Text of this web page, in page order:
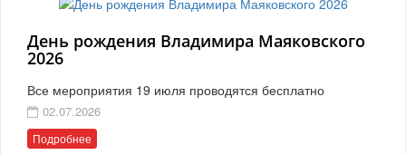
День рождения Владимира Маяковского
2026
Все мероприятия 19 июля проводятся бесплатно
02.07.2026
Подробнее